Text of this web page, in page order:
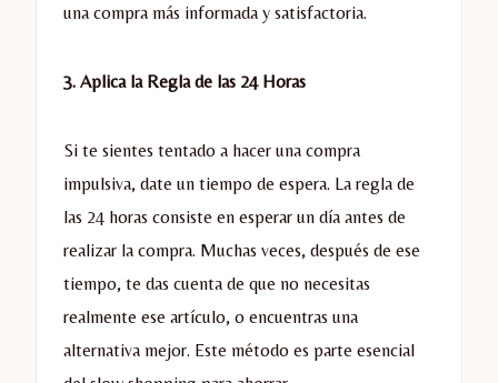
una compra más informada y satisfactoria.
3. Aplica la Regla de las 24 Horas
Si te sientes tentado a hacer una compra
impulsiva, date un tiempo de espera. La regla de
las 24 horas consiste en esperar un día antes de
realizar la compra. Muchas veces, después de ese
tiempo, te das cuenta de que no necesitas
realmente ese artículo, o encuentras una
alternativa mejor. Este método es parte esencial